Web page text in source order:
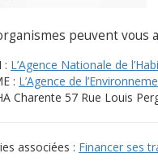
peuvent vous
: L’Agence Nationale de
: L’Agence de
Charente 57 Rue Louis
associées : Financer ses